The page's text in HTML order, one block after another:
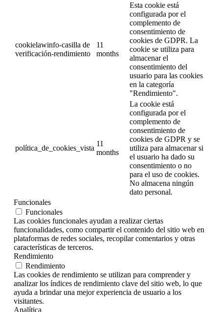
cookielawinfo-casilla de
verificación-rendimiento
11
months
Esta cookie está
configurada por el
complemento de
consentimiento de
cookies de GDPR. La
cookie se utiliza para
almacenar el
consentimiento del
usuario para las cookies
en la categoría
"Rendimiento".
política_de_cookies_vista
11
months
La cookie está
configurada por el
complemento de
consentimiento de
cookies de GDPR y se
utiliza para almacenar si
el usuario ha dado su
consentimiento o no
para el uso de cookies.
No almacena ningún
dato personal.
Funcionales
Funcionales
Las cookies funcionales ayudan a realizar ciertas
funcionalidades, como compartir el contenido del sitio web en
plataformas de redes sociales, recopilar comentarios y otras
características de terceros.
Rendimiento
Rendimiento
Las cookies de rendimiento se utilizan para comprender y
analizar los índices de rendimiento clave del sitio web, lo que
ayuda a brindar una mejor experiencia de usuario a los
visitantes.
Analítica